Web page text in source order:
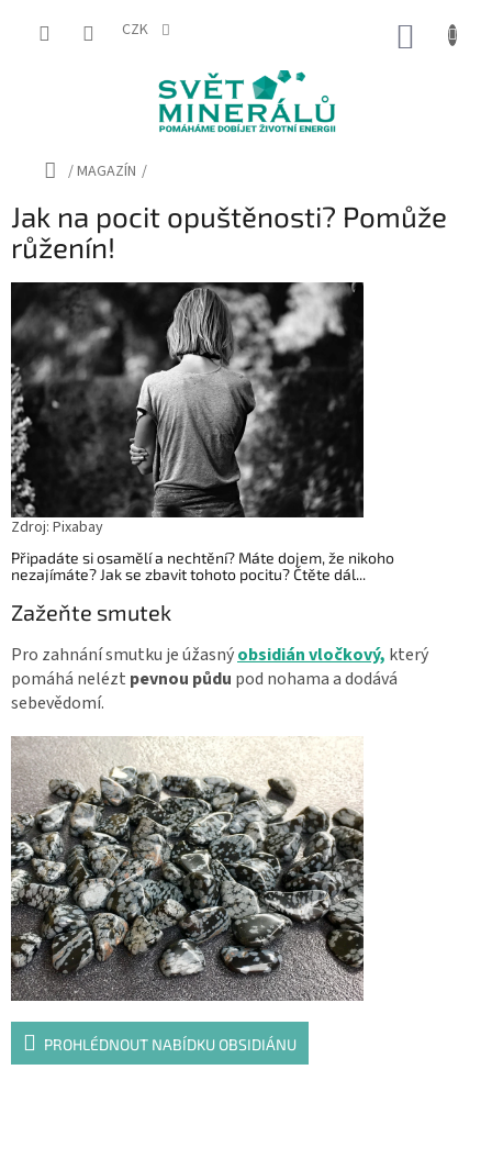
CZK
Domů
/MAGAZÍN /
Jak na pocit opuštěnosti? Pomůže
růženín!
Zdroj: Pixabay
Připadáte si osamělí a nechtění? Máte dojem, že nikoho
nezajímáte? Jak se zbavit tohoto pocitu? Čtěte dál...
Zažeňte smutek
Pro zahnání smutku je úžasnýobsidián vločkový, který
pomáhá nelézt pevnou půdu pod nohama a dodává
sebevědomí.
PROHLÉDNOUT NABÍDKU OBSIDIÁNU